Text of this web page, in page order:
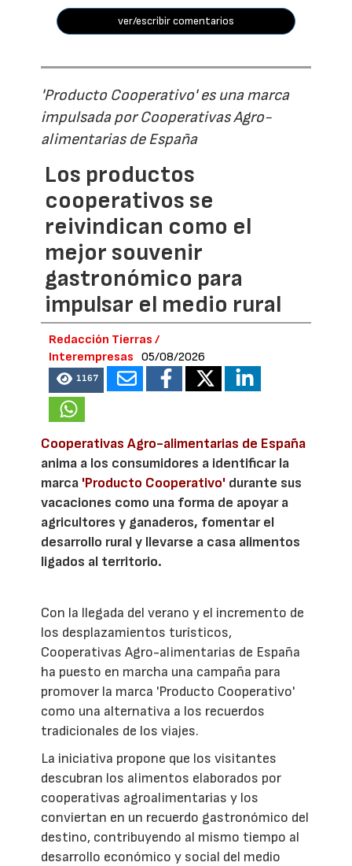
ver/escribir comentarios
'Producto Cooperativo' es una marca
impulsada por Cooperativas Agro-
alimentarias de España
Los productos
cooperativos se
reivindican como el
mejor souvenir
gastronómico para
impulsar el medio rural
Redacción Tierras /
Interempresas
05/08/2026
1167
Cooperativas Agro-alimentarias de España
anima a los consumidores a identificar la
marca 'Producto Cooperativo' durante sus
vacaciones como una forma de apoyar a
agricultores y ganaderos, fomentar el
desarrollo rural y llevarse a casa alimentos
ligados al territorio.
Con la llegada del verano y el incremento de
los desplazamientos turísticos,
Cooperativas Agro-alimentarias de España
ha puesto en marcha una campaña para
promover la marca 'Producto Cooperativo'
como una alternativa a los recuerdos
tradicionales de los viajes.
La iniciativa propone que los visitantes
descubran los alimentos elaborados por
cooperativas agroalimentarias y los
conviertan en un recuerdo gastronómico del
destino, contribuyendo al mismo tiempo al
desarrollo económico y social del medio